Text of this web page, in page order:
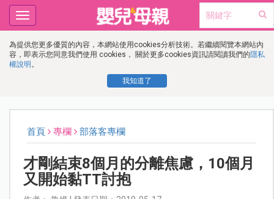
為提供您更多優質的內容，本網站使用cookies分析技術。若繼續閱覽本網站內
容，即表示您同意我們使用 cookies， 關於更多cookies資訊請閱讀我們的隱私
權說明 。
我知道了
Toggle
navigation
首頁 專欄 部落客專欄
才剛結束8個月的分離焦慮，10個月
又開始黏TT討抱